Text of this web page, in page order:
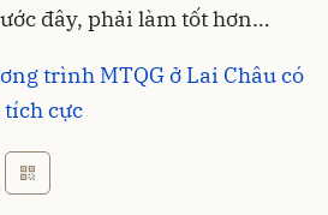
đây, phải làm tốt hơn…
trình MTQG ở Lai Châu có
cực